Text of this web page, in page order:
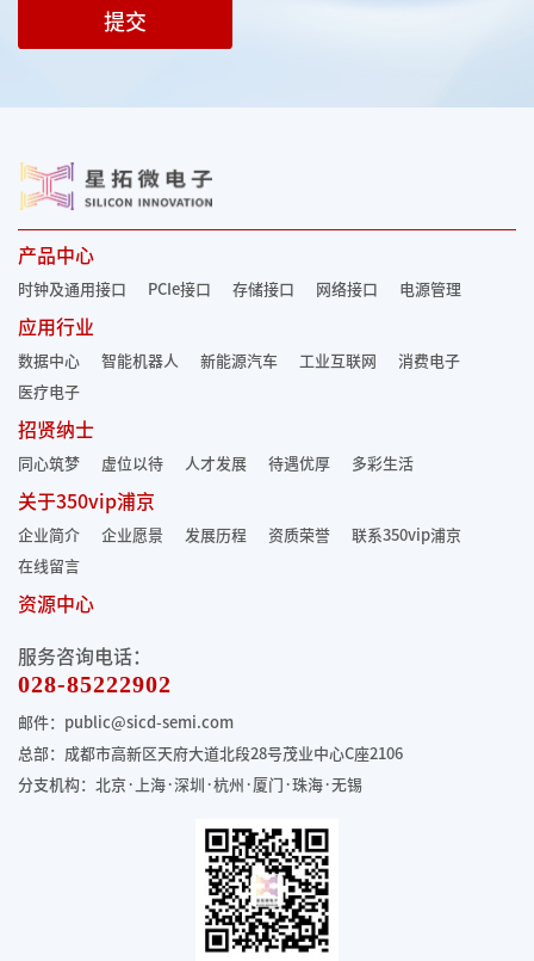
提交
产品中心
时钟及通用接口 PCIe接口 存储接口 网络接口 电源管理
应用行业
数据中心 智能机器人 新能源汽车 工业互联网
消费电子
医疗电子
招贤纳士
同心筑梦 虚位以待 人才发展 待遇优厚 多彩生活
关于350vip浦京
企业简介 企业愿景 发展历程 资质荣誉
联系350vip浦京
在线留言
资源中心
服务咨询电话：
028-85222902
邮件：public@sicd-semi.com
总部：成都市高新区天府大道北段28号茂业中心C座2106
分支机构：北京·上海·深圳·杭州·厦门·珠海·无锡